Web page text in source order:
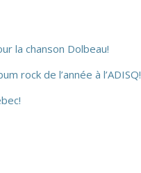
la chanson Dolbeau!
rock de l’année à l’ADISQ!